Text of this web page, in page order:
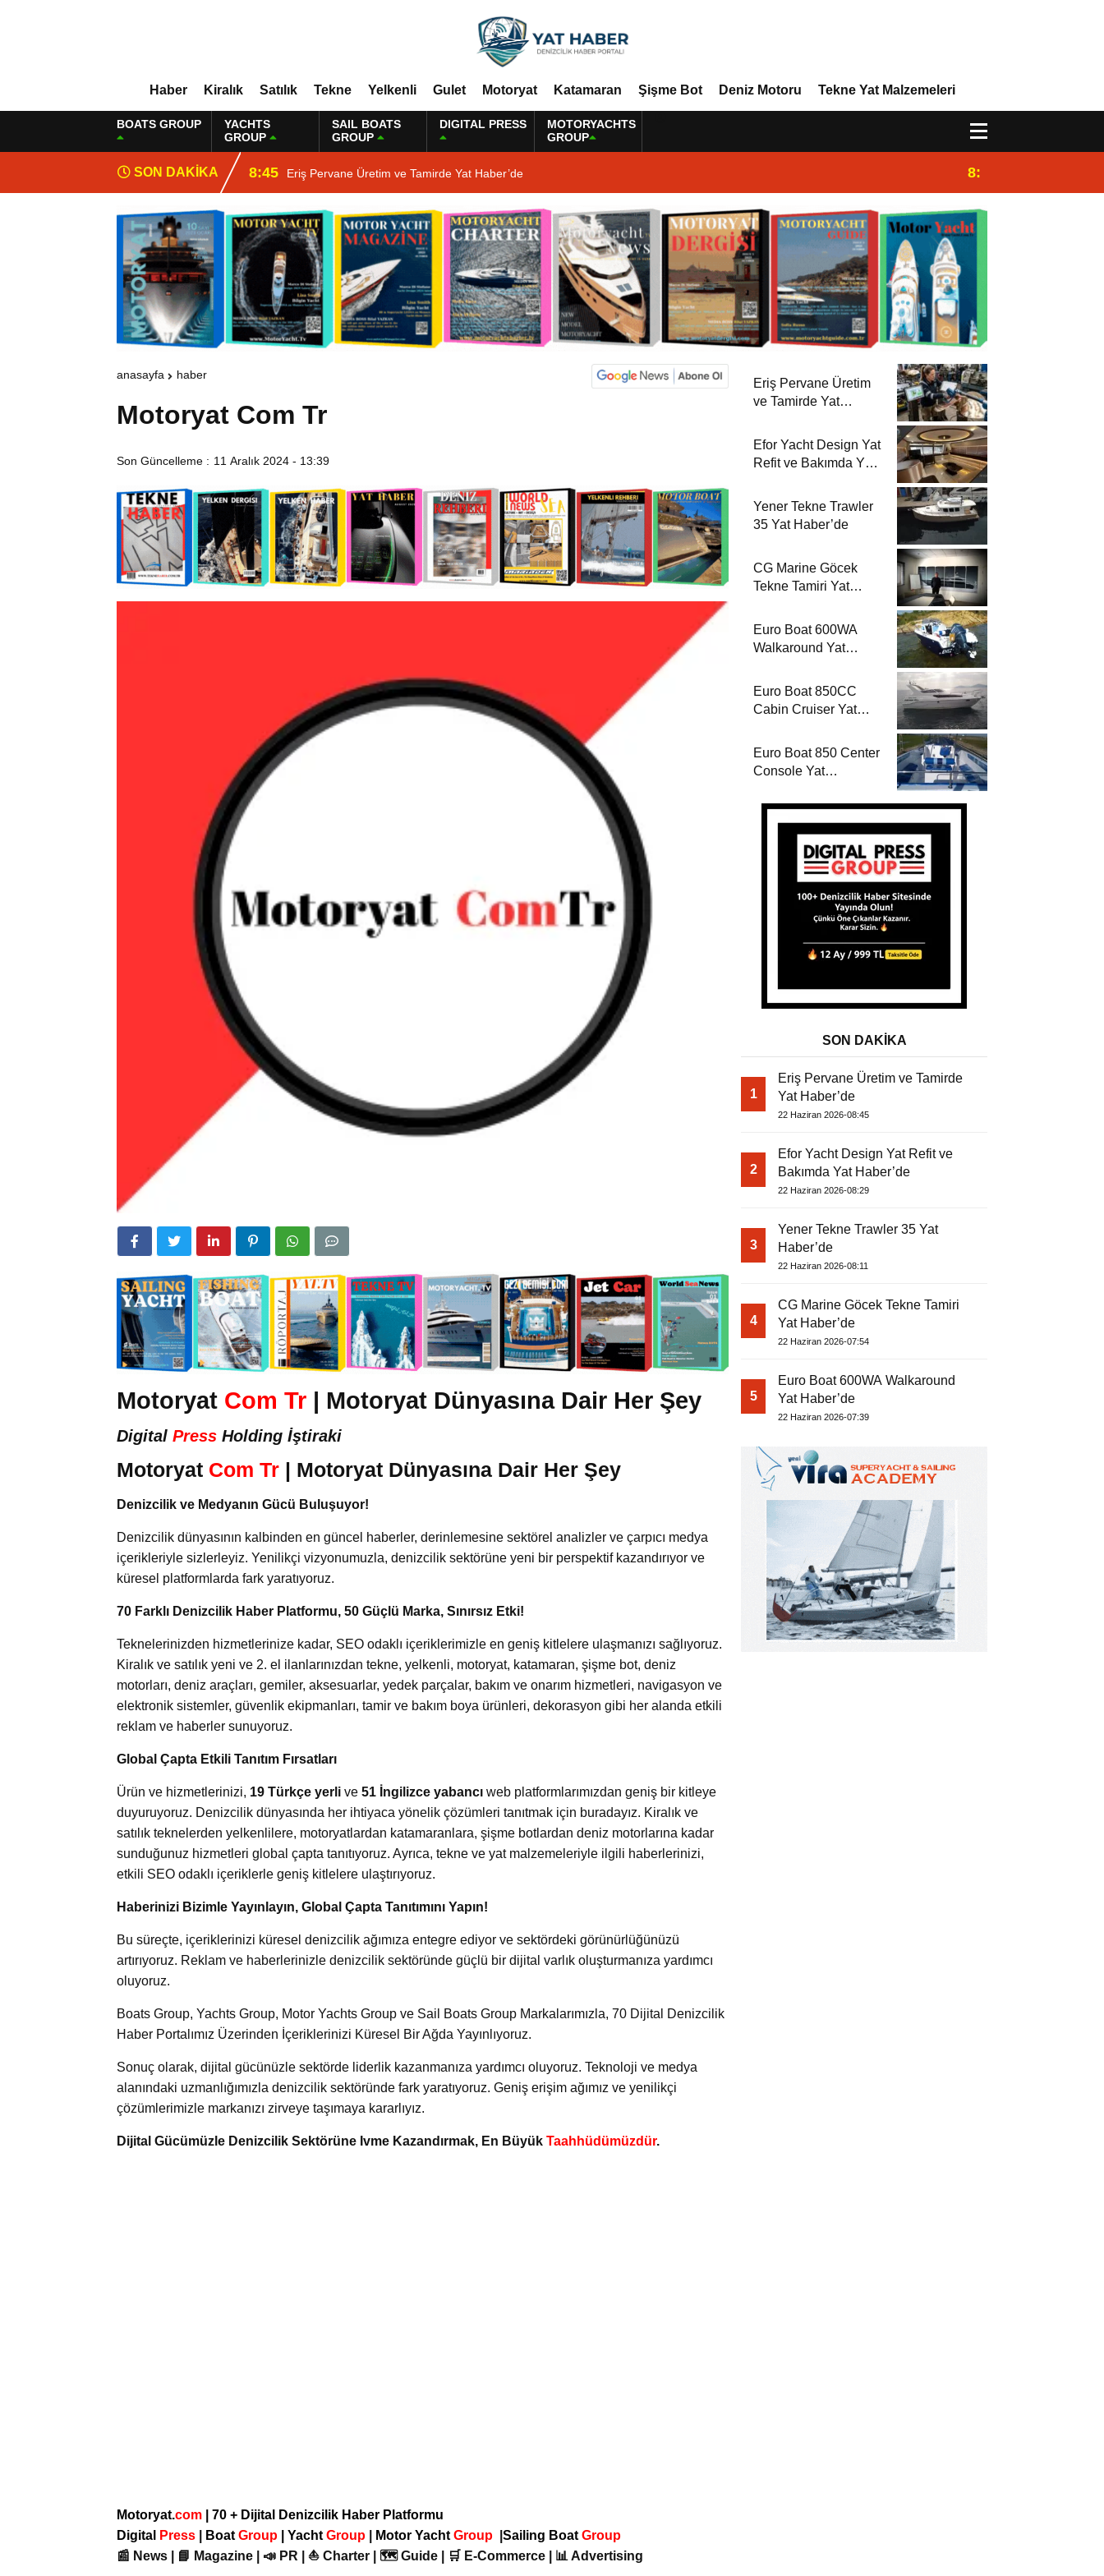
Haber Kiralık Satılık Tekne Yelkenli Gulet Motoryat Katamaran Şişme Bot Deniz Motoru Tekne Yat Malzemeleri
BOATS GROUP
YACHTS
GROUP
SAIL BOATS
GROUP
DIGITAL PRESS
MOTORYACHTS
GROUP
SON DAKİKA 8:45 Eriş Pervane Üretim ve Tamirde Yat Haber’de 8:29
anasayfa haber
Motoryat Com Tr
Son Güncelleme : 11 Aralık 2024 - 13:39
Motoryat Com Tr | Motoryat Dünyasına Dair Her Şey
Digital Press Holding İştiraki
Motoryat Com Tr | Motoryat Dünyasına Dair Her Şey
Denizcilik ve Medyanın Gücü Buluşuyor!
Denizcilik dünyasının kalbinden en güncel haberler, derinlemesine sektörel analizler ve çarpıcı medya
içerikleriyle sizlerleyiz. Yenilikçi vizyonumuzla, denizcilik sektörüne yeni bir perspektif kazandırıyor ve
küresel platformlarda fark yaratıyoruz.
70 Farklı Denizcilik Haber Platformu, 50 Güçlü Marka, Sınırsız Etki!
Teknelerinizden hizmetlerinize kadar, SEO odaklı içeriklerimizle en geniş kitlelere ulaşmanızı sağlıyoruz.
Kiralık ve satılık yeni ve 2. el ilanlarınızdan tekne, yelkenli, motoryat, katamaran, şişme bot, deniz
motorları, deniz araçları, gemiler, aksesuarlar, yedek parçalar, bakım ve onarım hizmetleri, navigasyon ve
elektronik sistemler, güvenlik ekipmanları, tamir ve bakım boya ürünleri, dekorasyon gibi her alanda etkili
reklam ve haberler sunuyoruz.
Global Çapta Etkili Tanıtım Fırsatları
Ürün ve hizmetlerinizi, 19 Türkçe yerli ve 51 İngilizce yabancı web platformlarımızdan geniş bir kitleye
duyuruyoruz. Denizcilik dünyasında her ihtiyaca yönelik çözümleri tanıtmak için buradayız. Kiralık ve
satılık teknelerden yelkenlilere, motoryatlardan katamaranlara, şişme botlardan deniz motorlarına kadar
sunduğunuz hizmetleri global çapta tanıtıyoruz. Ayrıca, tekne ve yat malzemeleriyle ilgili haberlerinizi,
etkili SEO odaklı içeriklerle geniş kitlelere ulaştırıyoruz.
Haberinizi Bizimle Yayınlayın, Global Çapta Tanıtımını Yapın!
Bu süreçte, içeriklerinizi küresel denizcilik ağımıza entegre ediyor ve sektördeki görünürlüğünüzü
artırıyoruz. Reklam ve haberlerinizle denizcilik sektöründe güçlü bir dijital varlık oluşturmanıza yardımcı
oluyoruz.
Boats Group, Yachts Group, Motor Yachts Group ve Sail Boats Group Markalarımızla, 70 Dijital Denizcilik
Haber Portalımız Üzerinden İçeriklerinizi Küresel Bir Ağda Yayınlıyoruz.
Sonuç olarak, dijital gücünüzle sektörde liderlik kazanmanıza yardımcı oluyoruz. Teknoloji ve medya
alanındaki uzmanlığımızla denizcilik sektöründe fark yaratıyoruz. Geniş erişim ağımız ve yenilikçi
çözümlerimizle markanızı zirveye taşımaya kararlıyız.
Dijital Gücümüzle Denizcilik Sektörüne Ivme Kazandırmak, En Büyük Taahhüdümüzdür.
Motoryat.com | 70 + Dijital Denizcilik Haber Platformu
Digital
Press Boat Group Yacht Group Motor Yacht Group Sailing Boat Group
📰 News | 📘 Magazine | 📣 PR | ⛵ Charter | 🗺️ Guide | 🛒 E-Commerce | 📊 Advertising
Eriş Pervane Üretim
ve Tamirde Yat
Efor Yacht Design Yat
Refit ve Bakımda Yat
Yener Tekne Trawler
35 Yat Haber’de
CG Marine Göcek
Tekne Tamiri Yat
Euro Boat 600WA
Walkaround Yat
Euro Boat 850CC
Cabin Cruiser Yat
Euro Boat 850 Center
Console Yat
SON DAKİKA
1
Eriş Pervane Üretim ve Tamirde
Yat Haber’de
22 Haziran 2026-08:45
2
Efor Yacht Design Yat Refit ve
Bakımda Yat Haber’de
22 Haziran 2026-08:29
3
Yener Tekne Trawler 35 Yat
Haber’de
22 Haziran 2026-08:11
4
CG Marine Göcek Tekne Tamiri
Yat Haber’de
22 Haziran 2026-07:54
5
Euro Boat 600WA Walkaround
Yat Haber’de
22 Haziran 2026-07:39